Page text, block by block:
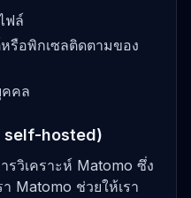
ฟล์
รือพิกเซลติดตามของ
คล
self-hosted)
รวิเคราะห์ Matomo ซึ่ง
า Matomo ช่วยให้เรา